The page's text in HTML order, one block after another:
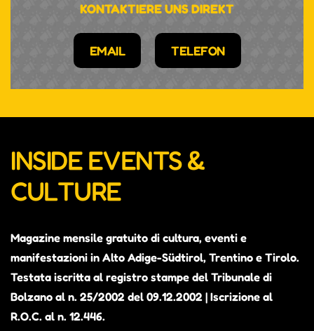
ALEX THE JUDGE, PRIMO
ALBUM IN VISTA. CONTERRÀ
PEZZI INEDITI E ALCUNI BRANI
GIÀ PUBBLICATI COME SINGOLI
KONTAKTIERE UNS DIREKT
EMAIL TELEFON
INSIDE EVENTS &
CULTURE
Magazine mensile gratuito di cultura, eventi e
manifestazioni in Alto Adige-Südtirol, Trentino e Tirolo.
Testata iscritta al registro stampe del Tribunale di
Bolzano al n. 25/2002 del 09.12.2002 | Iscrizione al
R.O.C. al n. 12.446.